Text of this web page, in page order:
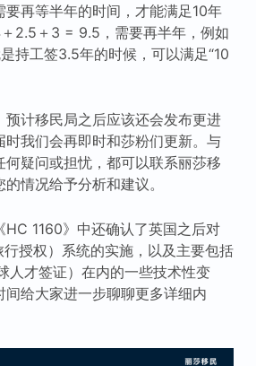
要再等半年的时间，才能满足10年
2.5＋3 = 9.5，需要再半年，例如
持工签3.5年的时候，可以满足“10
预计移民局之后应该还会发布更进
时我们会再即时和莎粉们更新。与
何疑问或担忧，都可以联系丽莎移
情况给予分析和建议。
HC 1160》中还确认了英国之后对
授权）系统的实施，以及主要包括
人才签证）在内的一些技术性变
间给大家进一步聊聊更多详细内